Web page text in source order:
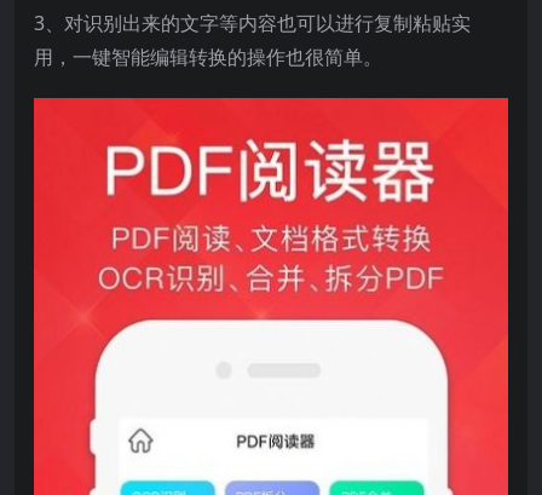
3、对识别出来的文字等内容也可以进行复制粘贴实
用，一键智能编辑转换的操作也很简单。